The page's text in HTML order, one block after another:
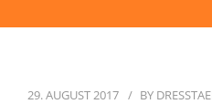
29. AUGUST 2017 BY